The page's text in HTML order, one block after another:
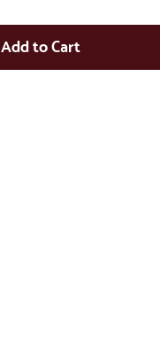
Add to Cart